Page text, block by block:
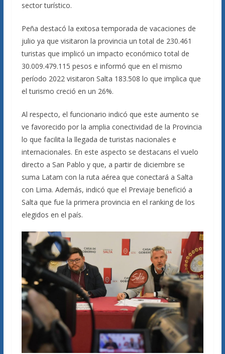
sector turístico.
Peña destacó la exitosa temporada de vacaciones de
julio ya que visitaron la provincia un total de 230.461
turistas que implicó un impacto económico total de
30.009.479.115 pesos e informó que en el mismo
período 2022 visitaron Salta 183.508 lo que implica que
el turismo creció en un 26%.
Al respecto, el funcionario indicó que este aumento se
ve favorecido por la amplia conectividad de la Provincia
lo que facilita la llegada de turistas nacionales e
internacionales. En este aspecto se destacans el vuelo
directo a San Pablo y que, a partir de diciembre se
suma Latam con la ruta aérea que conectará a Salta
con Lima. Además, indicó que el Previaje benefició a
Salta que fue la primera provincia en el ranking de los
elegidos en el país.